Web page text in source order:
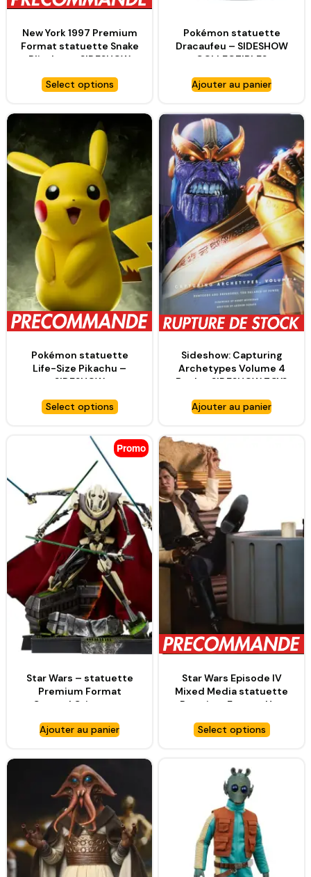
New York 1997 Premium
Format statuette Snake
Plissken – SIDESHOW
Select options
Pokémon statuette
Dracaufeu – SIDESHOW
COLLECTIBLES
Ajouter au panier
Pokémon statuette
Life-Size Pikachu –
SIDESHOW
Select options
Sideshow: Capturing
Archetypes Volume 4
Book – SIDESHOW TOYS
Ajouter au panier
Promo
Star Wars – statuette
Premium Format
General Grievous –
Ajouter au panier
Star Wars Episode IV
Mixed Media statuette
Premium Format Han
Mess – SIDESHOW
Select options